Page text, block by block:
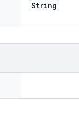
String